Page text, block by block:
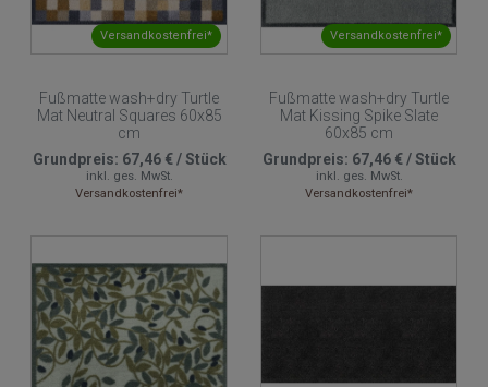
Versandkostenfrei*
Fußmatte wash+dry Turtle
Mat Neutral Squares 60x85
cm
Grundpreis: 67,46 €/Stück
inkl. ges. MwSt.
Versandkostenfrei*
Versandkostenfrei*
Fußmatte wash+dry Turtle
Mat Kissing Spike Slate
60x85 cm
Grundpreis: 67,46 €/Stück
inkl. ges. MwSt.
Versandkostenfrei*